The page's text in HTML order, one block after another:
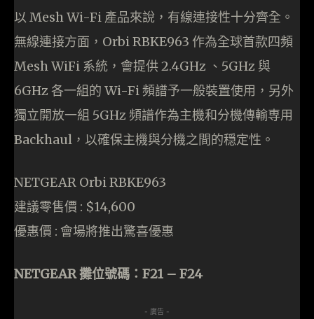
以 Mesh Wi-Fi 產品來說，有線連接性十分齊全。
無線連接方面，Orbi RBKE963 作為全球首款四頻
Mesh WiFi 系統，會提供 2.4GHz 、5GHz 與
6GHz 各一組的 Wi-Fi 頻譜予一般裝置使用，另外
獨立開放一組 5GHz 頻譜作為主機和分機傳輸専用
Backhaul，以確保主機與分機之間的穏定性。
NETGEAR Orbi RBKE963
建議零售價 : $14,600
優惠價 : 會場將推出驚喜優惠
NETGEAR 攤位號碼：F21 – F24
- 廣告 -